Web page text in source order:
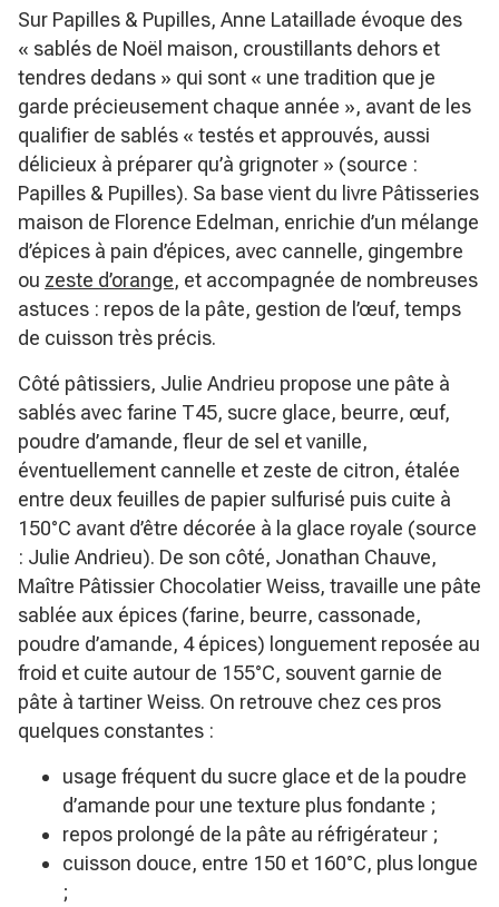
Sur Papilles & Pupilles, Anne Lataillade évoque des
« sablés de Noël maison, croustillants dehors et
tendres dedans » qui sont « une tradition que je
garde précieusement chaque année », avant de les
qualifier de sablés « testés et approuvés, aussi
délicieux à préparer qu’à grignoter » (source :
Papilles & Pupilles). Sa base vient du livre Pâtisseries
maison de Florence Edelman, enrichie d’un mélange
d’épices à pain d’épices, avec cannelle, gingembre
ou zeste d’orange, et accompagnée de nombreuses
astuces : repos de la pâte, gestion de l’œuf, temps
de cuisson très précis.
Côté pâtissiers, Julie Andrieu propose une pâte à
sablés avec farine T45, sucre glace, beurre, œuf,
poudre d’amande, fleur de sel et vanille,
éventuellement cannelle et zeste de citron, étalée
entre deux feuilles de papier sulfurisé puis cuite à
150°C avant d’être décorée à la glace royale (source
: Julie Andrieu). De son côté, Jonathan Chauve,
Maître Pâtissier Chocolatier Weiss, travaille une pâte
sablée aux épices (farine, beurre, cassonade,
poudre d’amande, 4 épices) longuement reposée au
froid et cuite autour de 155°C, souvent garnie de
pâte à tartiner Weiss. On retrouve chez ces pros
quelques constantes :
usage fréquent du sucre glace et de la poudre
d’amande pour une texture plus fondante ;
repos prolongé de la pâte au réfrigérateur ;
cuisson douce, entre 150 et 160°C, plus longue
;